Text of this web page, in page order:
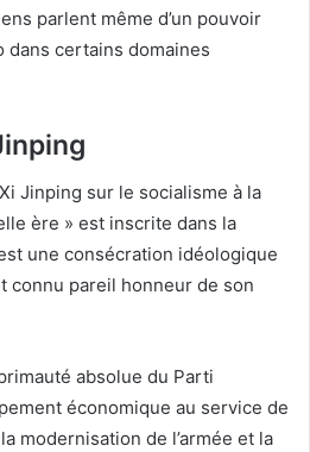
parlent même d’un pouvoir
dans certains domaines
Jinping sur le socialisme à la
ère » est inscrite dans la
une consécration idéologique
connu pareil honneur de son
absolue du Parti
économique au service de
modernisation de l’armée et la